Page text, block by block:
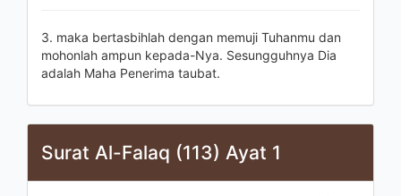
3. maka bertasbihlah dengan memuji Tuhanmu dan
mohonlah ampun kepada-Nya. Sesungguhnya Dia
adalah Maha Penerima taubat.
Surat Al-Falaq (113) Ayat 1